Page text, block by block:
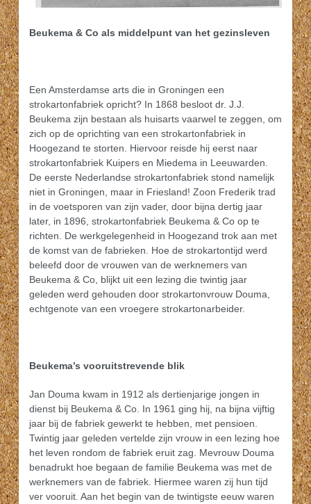
Beukema & Co als middelpunt van het gezinsleven
Een Amsterdamse arts die in Groningen een
strokartonfabriek opricht? In 1868 besloot dr. J.J.
Beukema zijn bestaan als huisarts vaarwel te zeggen, om
zich op de oprichting van een strokartonfabriek in
Hoogezand te storten. Hiervoor reisde hij eerst naar
strokartonfabriek Kuipers en Miedema in Leeuwarden.
De eerste Nederlandse strokartonfabriek stond namelijk
niet in Groningen, maar in Friesland! Zoon Frederik trad
in de voetsporen van zijn vader, door bijna dertig jaar
later, in 1896, strokartonfabriek Beukema & Co op te
richten. De werkgelegenheid in Hoogezand trok aan met
de komst van de fabrieken. Hoe de strokartontijd werd
beleefd door de vrouwen van de werknemers van
Beukema & Co, blijkt uit een lezing die twintig jaar
geleden werd gehouden door strokartonvrouw Douma,
echtgenote van een vroegere strokartonarbeider.
Beukema’s vooruitstrevende blik
Jan Douma kwam in 1912 als dertienjarige jongen in
dienst bij Beukema & Co. In 1961 ging hij, na bijna vijftig
jaar bij de fabriek gewerkt te hebben, met pensioen.
Twintig jaar geleden vertelde zijn vrouw in een lezing hoe
het leven rondom de fabriek eruit zag. Mevrouw Douma
benadrukt hoe begaan de familie Beukema was met de
werknemers van de fabriek. Hiermee waren zij hun tijd
ver vooruit. Aan het begin van de twintigste eeuw waren